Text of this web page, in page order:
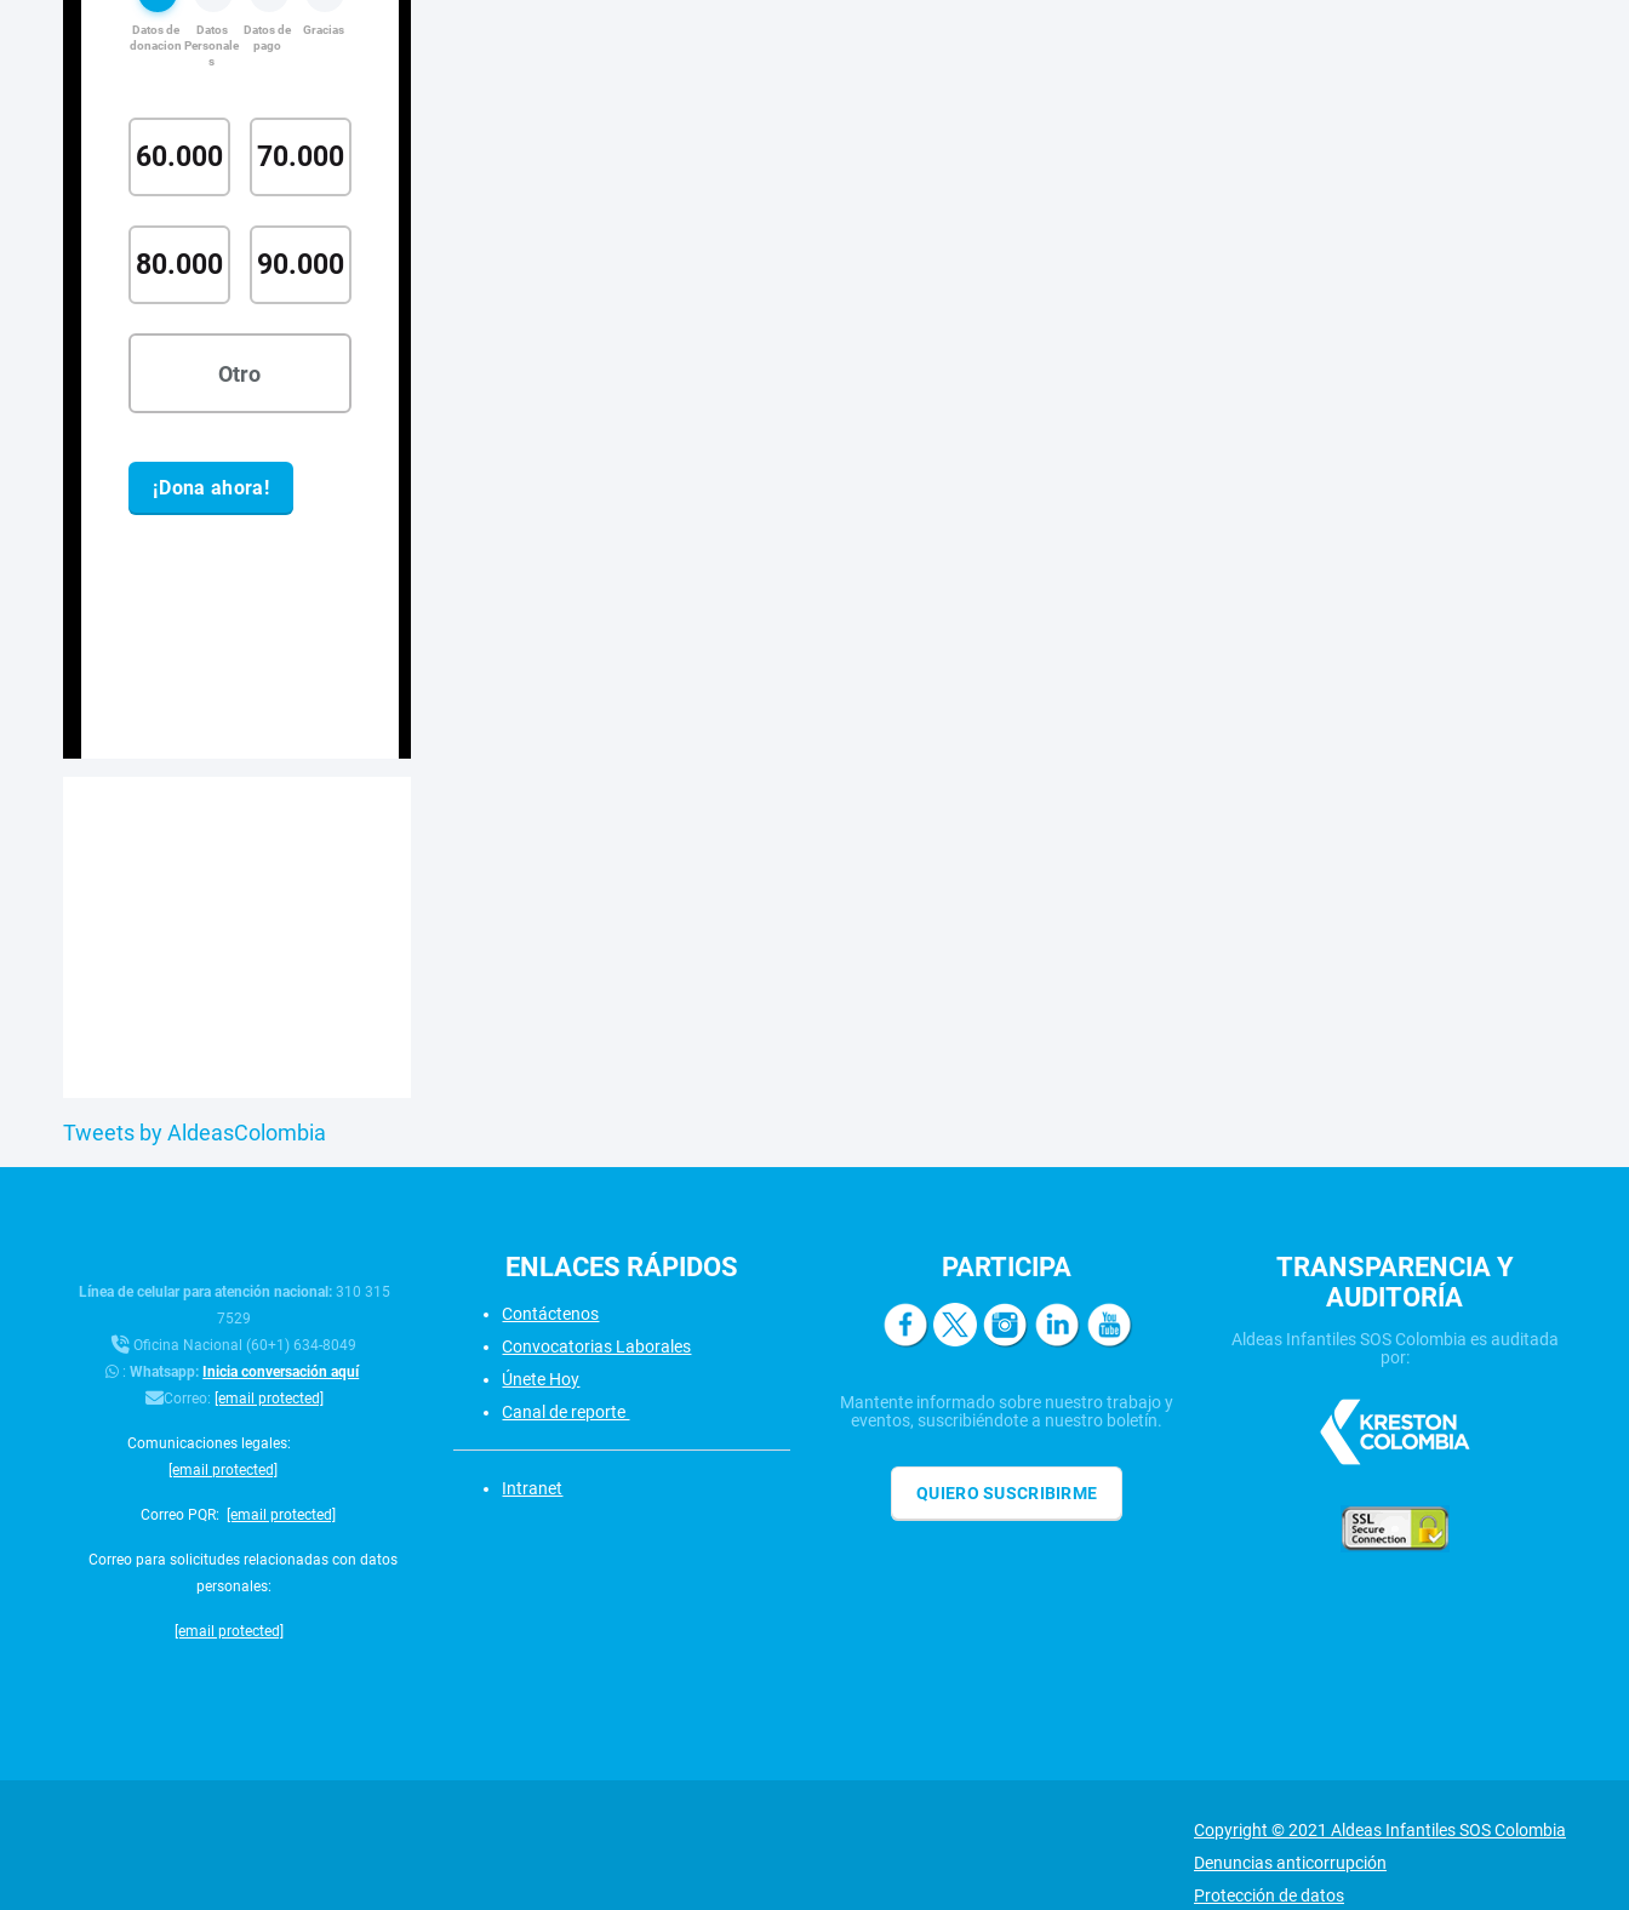
Tweets by AldeasColombia
Línea de celular para atención nacional: 310 315
7529
Oficina Nacional (60+1) 634-8049
:Whatsapp: Inicia conversación aquí
Correo: [email protected]
Comunicaciones legales:
[email protected]
Correo PQR: [email protected]
Correo para solicitudes relacionadas con datos
personales:
[email protected]
ENLACES RÁPIDOS
Contáctenos
Convocatorias Laborales
Únete Hoy
Canal de reporte
Intranet
PARTICIPA
Mantente informado sobre nuestro trabajo y
eventos, suscribiéndote a nuestro boletín.
QUIERO SUSCRIBIRME
TRANSPARENCIA Y
AUDITORÍA
Aldeas Infantiles SOS Colombia es auditada
por:
Copyright © 2021 Aldeas Infantiles SOS Colombia
Denuncias anticorrupción
Protección de datos